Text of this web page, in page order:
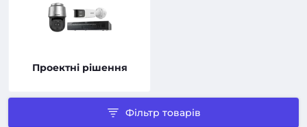
Проектні рішення
Фільтр товарів